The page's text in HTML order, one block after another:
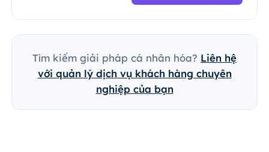
Tìm kiếm giải pháp cá nhân hóa? Liên hệ
với quản lý dịch vụ khách hàng chuyên
nghiệp của bạn